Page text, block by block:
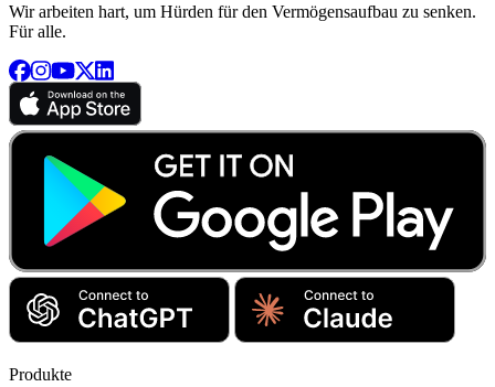
Wir arbeiten hart, um Hürden für den Vermögensaufbau zu senken.
Für alle.
Produkte